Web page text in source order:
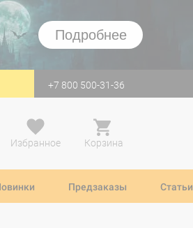
Подробнее
Zvezda +7 800 500-31-36
Избранное Корзина
Предзаказы Статьи